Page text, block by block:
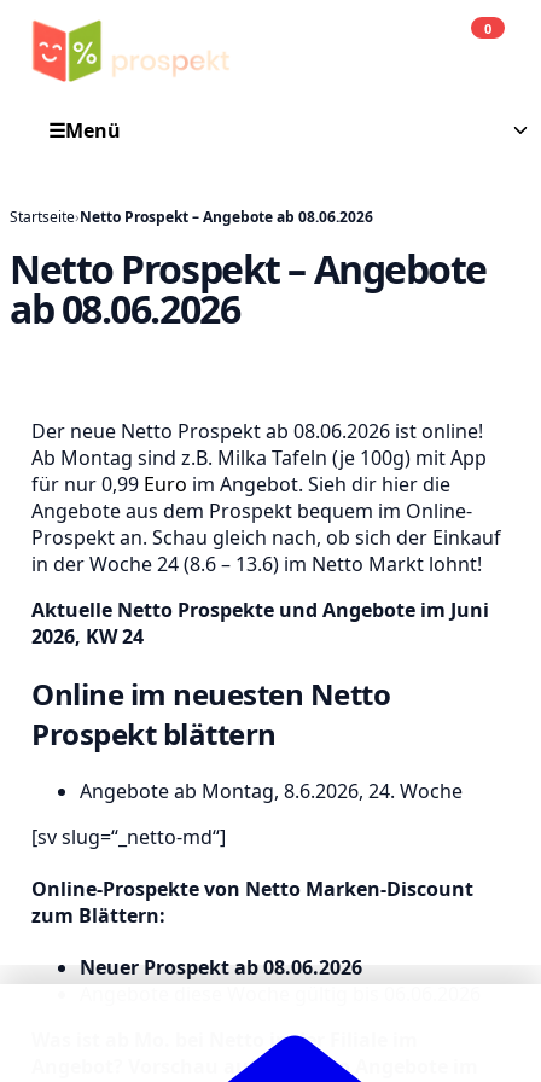
0
☰Menü
Startseite›Netto Prospekt – Angebote ab 08.06.2026
Netto Prospekt – Angebote
ab 08.06.2026
Der neue Netto Prospekt ab 08.06.2026 ist online!
Ab Montag sind z.B. Milka Tafeln (je 100g) mit App
für nur 0,99 Euro im Angebot. Sieh dir hier die
Angebote aus dem Prospekt bequem im Online-
Prospekt an. Schau gleich nach, ob sich der Einkauf
in der Woche 24 (8.6 – 13.6) im Netto Markt lohnt!
Aktuelle Netto Prospekte und Angebote im Juni
2026, KW 24
Online im neuesten Netto
Prospekt blättern
Angebote ab Montag, 8.6.2026, 24. Woche
[sv slug=“_netto-md“]
Online-Prospekte von Netto Marken-Discount
zum Blättern:
Neuer Prospekt ab 08.06.2026
Was ist ab Mo. bei Netto in der Filiale im
Angebot? Vorschau auf die Netto Angebote im